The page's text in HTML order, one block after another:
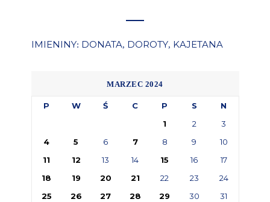
IMIENINY: DONATA, DOROTY, KAJETANA
MARZEC 2024
P W Ś C P S
N
1
2
3
4
5 6 7 8 9
10
11
12 13 14 15 16
17
18
19 20 21 22 23
24
25
26 27 28 29 30
31